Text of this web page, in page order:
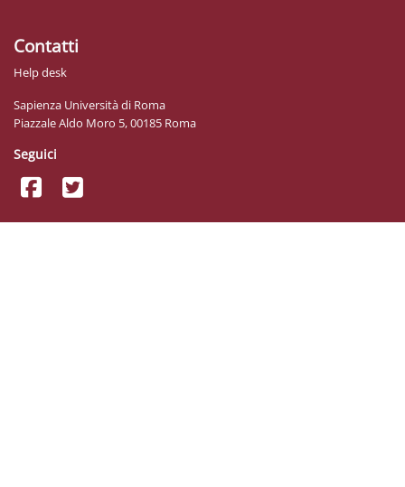
Contatti
Help desk
Sapienza Università di Roma
Piazzale Aldo Moro 5, 00185 Roma
Seguici